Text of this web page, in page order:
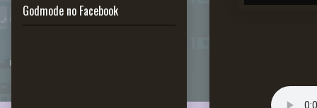
Godmode no Facebook